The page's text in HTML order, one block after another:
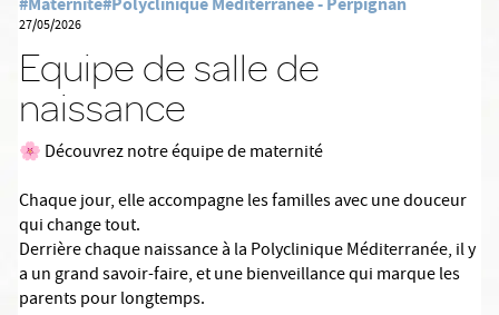
27/05/2026
Equipe de salle de
naissance
🌸 Découvrez notre équipe de maternité
Chaque jour, elle accompagne les familles avec une douceur
qui change tout.
Derrière chaque naissance à la Polyclinique Méditerranée, il y
a un grand savoir-faire, et une bienveillance qui marque les
parents pour longtemps.